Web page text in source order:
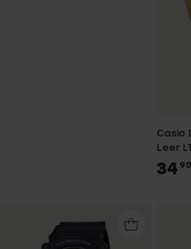
Casio
Leer
34 90